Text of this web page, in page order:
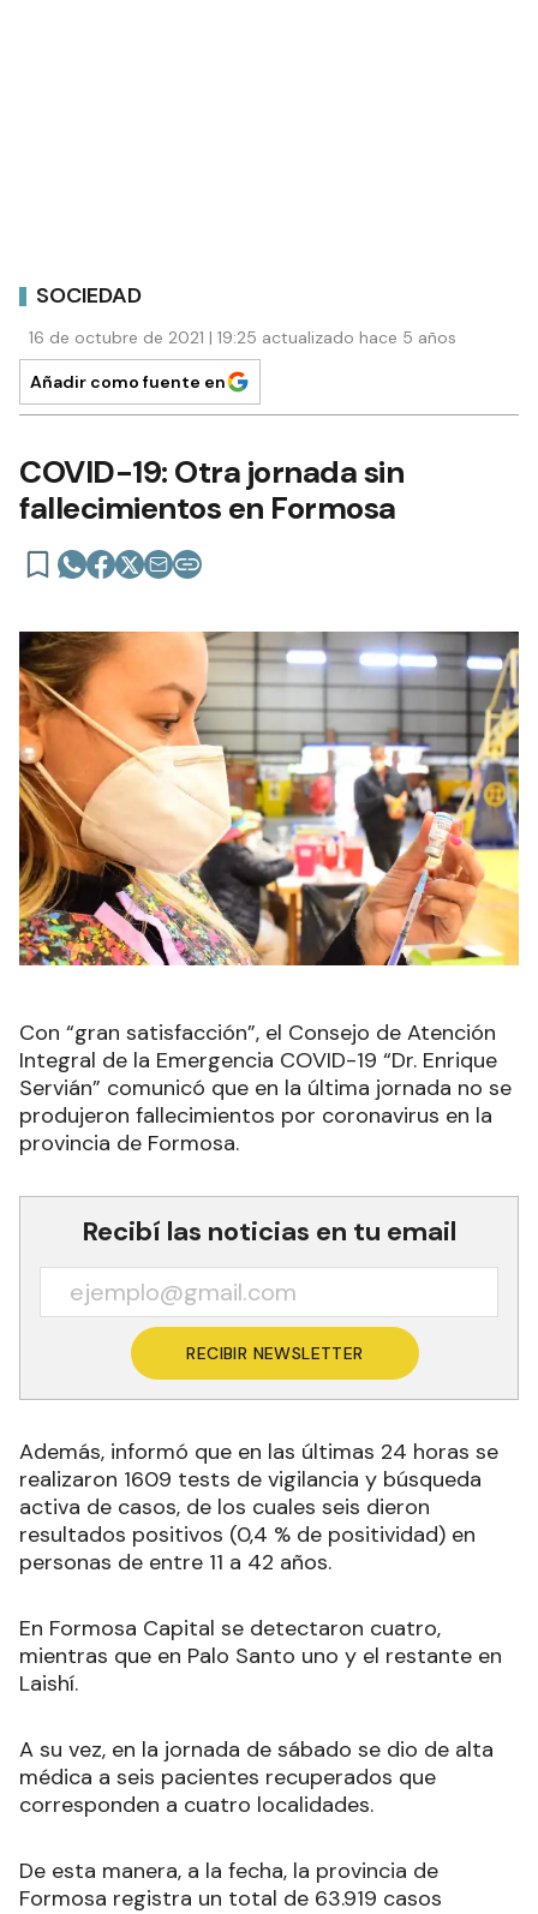
SOCIEDAD
16 de octubre de 2021 | 19:25 actualizado hace 5 años
Añadir como fuente en
COVID-19: Otra jornada sin
fallecimientos en Formosa
Con “gran satisfacción”, el Consejo de Atención
Integral de la Emergencia COVID-19 “Dr. Enrique
Servián” comunicó que en la última jornada no se
produjeron fallecimientos por coronavirus en la
provincia de Formosa.
Recibí las noticias en tu email
RECIBIR NEWSLETTER
Además, informó que en las últimas 24 horas se
realizaron 1609 tests de vigilancia y búsqueda
activa de casos, de los cuales seis dieron
resultados positivos (0,4 % de positividad) en
personas de entre 11 a 42 años.
En Formosa Capital se detectaron cuatro,
mientras que en Palo Santo uno y el restante en
Laishí.
A su vez, en la jornada de sábado se dio de alta
médica a seis pacientes recuperados que
corresponden a cuatro localidades.
De esta manera, a la fecha, la provincia de
Formosa registra un total de 63.919 casos